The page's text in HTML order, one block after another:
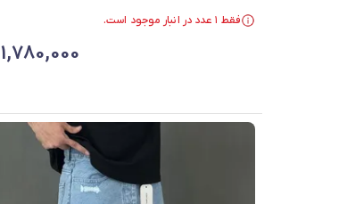
در سبد خرید بیش از ۴۰ نفر.
1,780,000